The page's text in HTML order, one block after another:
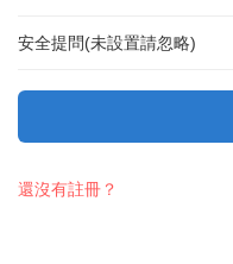
安全提問(未設置請忽略)
還沒有註冊？